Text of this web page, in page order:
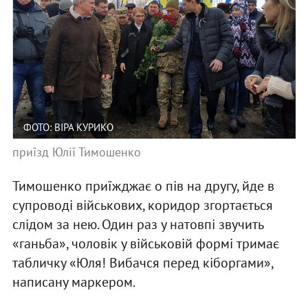
ФОТО: ВІРА КУРИКО
приїзд Юлії Тимошенко
Тимошенко приїжджає о пів на другу, йде в
супроводі військових, коридор згортається
слідом за нею. Один раз у натовпі звучить
«ганьба», чоловік у військовій формі тримає
табличку «Юля! Вибачся перед кіборгами»,
написану маркером.